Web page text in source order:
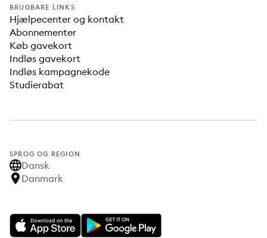
BRUGBARE LINKS
Hjælpecenter og kontakt
Abonnementer
Køb gavekort
Indløs gavekort
Indløs kampagnekode
Studierabat
SPROG OG REGION
Dansk
Danmark